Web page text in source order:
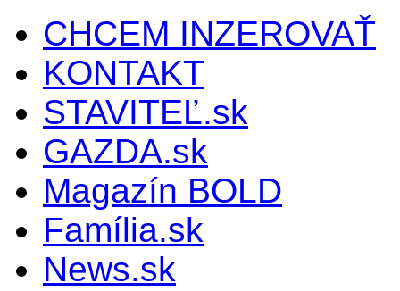
CHCEM INZEROVAŤ
KONTAKT
STAVITEĽ.sk
GAZDA.sk
Magazín BOLD
Família.sk
News.sk